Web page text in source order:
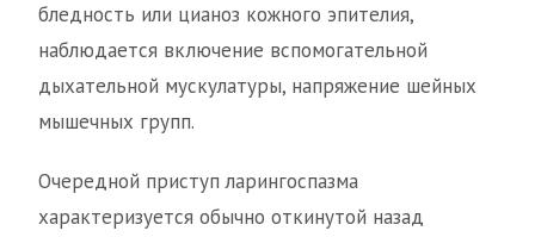
бледность или цианоз кожного эпителия,
наблюдается включение вспомогательной
дыхательной мускулатуры, напряжение шейных
мышечных групп.
Очередной приступ ларингоспазма
характеризуется обычно откинутой назад